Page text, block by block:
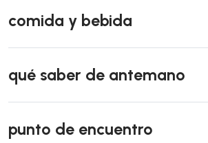
comida y bebida
qué saber de antemano
punto de encuentro